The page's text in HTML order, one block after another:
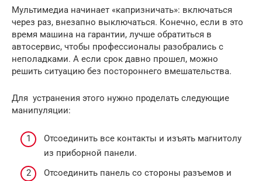
Мультимедиа начинает «капризничать»: включаться
через раз, внезапно выключаться. Конечно, если в это
время машина на гарантии, лучше обратиться в
автосервис, чтобы профессионалы разобрались с
неполадками. А если срок давно прошел, можно
решить ситуацию без постороннего вмешательства.
Для устранения этого нужно проделать следующие
манипуляции:
Отсоединить все контакты и изъять магнитолу
из приборной панели.
Отсоединить панель со стороны разъемов и